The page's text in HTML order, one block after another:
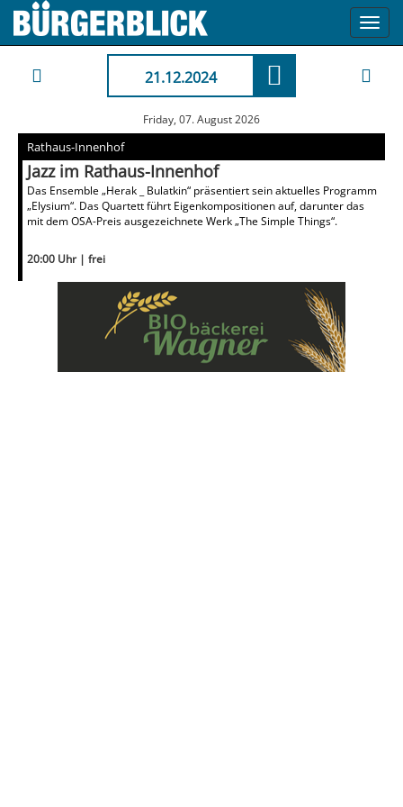
21.12.2024
Friday, 07. August 2026
Rathaus-Innenhof
Jazz im Rathaus-Innenhof
Das Ensemble „Herak _ Bulatkin“ präsentiert sein aktuelles Programm
„Elysium“. Das Quartett führt Eigenkompositionen auf, darunter das
mit dem OSA-Preis ausgezeichnete Werk „The Simple Things“.
20:00 Uhr | frei